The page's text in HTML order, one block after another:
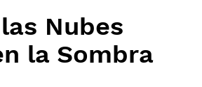
Nubes
la Sombra